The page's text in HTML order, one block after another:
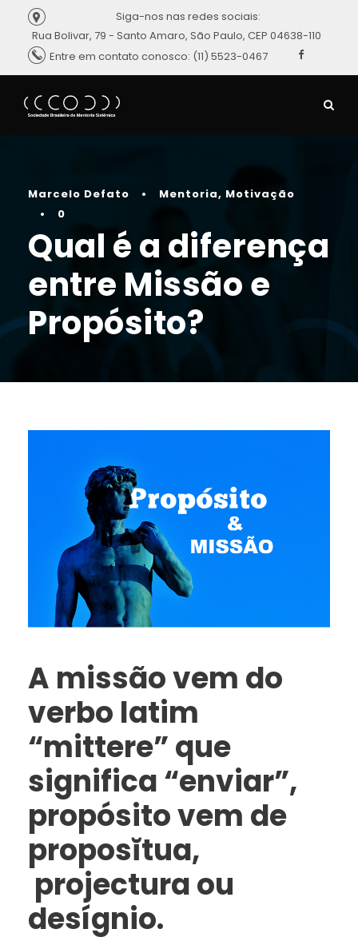
Rua Bolivar, 79 - Santo Amaro, São Paulo, CEP 04638-110
Entre em contato conosco: (11) 5523-0467
Siga-nos nas redes sociais:
Marcelo Defato • Mentoria, Motivação
•
0
Qual é a diferença
entre Missão e
Propósito?
A missão vem do
verbo latim
“mittere” que
significa “enviar”,
propósito vem de
proposĭtua,
projectura ou
desígnio.